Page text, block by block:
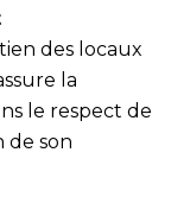
des locaux
la
le respect de
de son